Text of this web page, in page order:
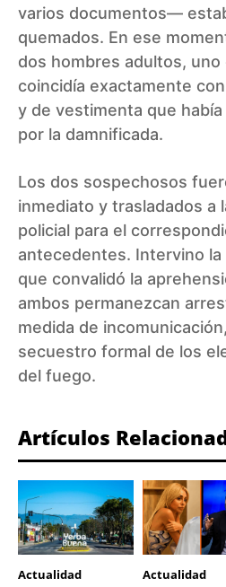
varios documentos—
quemados. En ese
dos hombres adultos, uno
coincidía exactamente
y de vestimenta que
por la damnificada.
Los dos sospechosos
inmediato y trasladados a
policial para el
antecedentes. Intervino la
que convalidó la
ambos permanezcan
medida de
secuestro formal de los
del fuego.
Artículos
Actualidad Actualidad